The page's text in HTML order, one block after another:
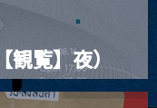
覧】夜）